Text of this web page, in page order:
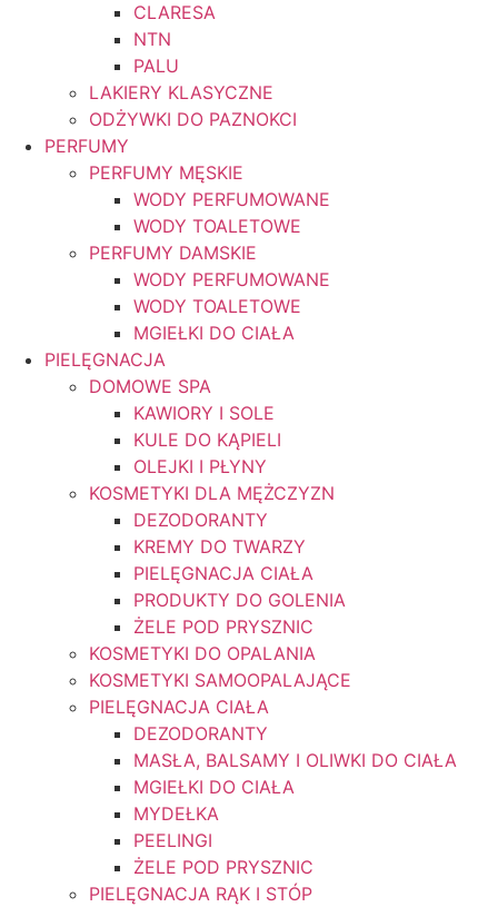
CLARESA
NTN
PALU
LAKIERY KLASYCZNE
ODŻYWKI DO PAZNOKCI
PERFUMY
PERFUMY MĘSKIE
WODY PERFUMOWANE
WODY TOALETOWE
PERFUMY DAMSKIE
WODY PERFUMOWANE
WODY TOALETOWE
MGIEŁKI DO CIAŁA
PIELĘGNACJA
DOMOWE SPA
KAWIORY I SOLE
KULE DO KĄPIELI
OLEJKI I PŁYNY
KOSMETYKI DLA MĘŻCZYZN
DEZODORANTY
KREMY DO TWARZY
PIELĘGNACJA CIAŁA
PRODUKTY DO GOLENIA
ŻELE POD PRYSZNIC
KOSMETYKI DO OPALANIA
KOSMETYKI SAMOOPALAJĄCE
PIELĘGNACJA CIAŁA
DEZODORANTY
MASŁA, BALSAMY I OLIWKI DO CIAŁA
MGIEŁKI DO CIAŁA
MYDEŁKA
PEELINGI
ŻELE POD PRYSZNIC
PIELĘGNACJA RĄK I STÓP